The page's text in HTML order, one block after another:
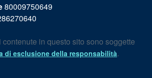
80009750649
in questo sito sono soggette
di esclusione della responsabilità.